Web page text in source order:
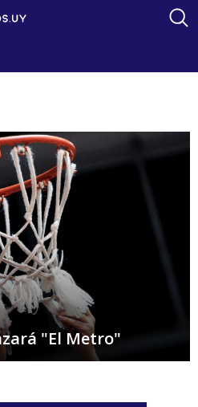
"El Metro"